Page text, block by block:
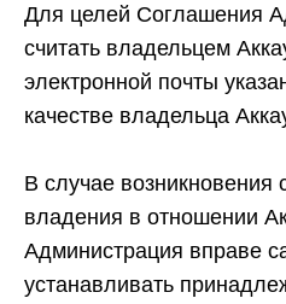
Для целей Соглашения
считать владельцем
электронной почты
качестве владельца
В случае возникновения
владения в отношении
Администрация вправе
устанавливать